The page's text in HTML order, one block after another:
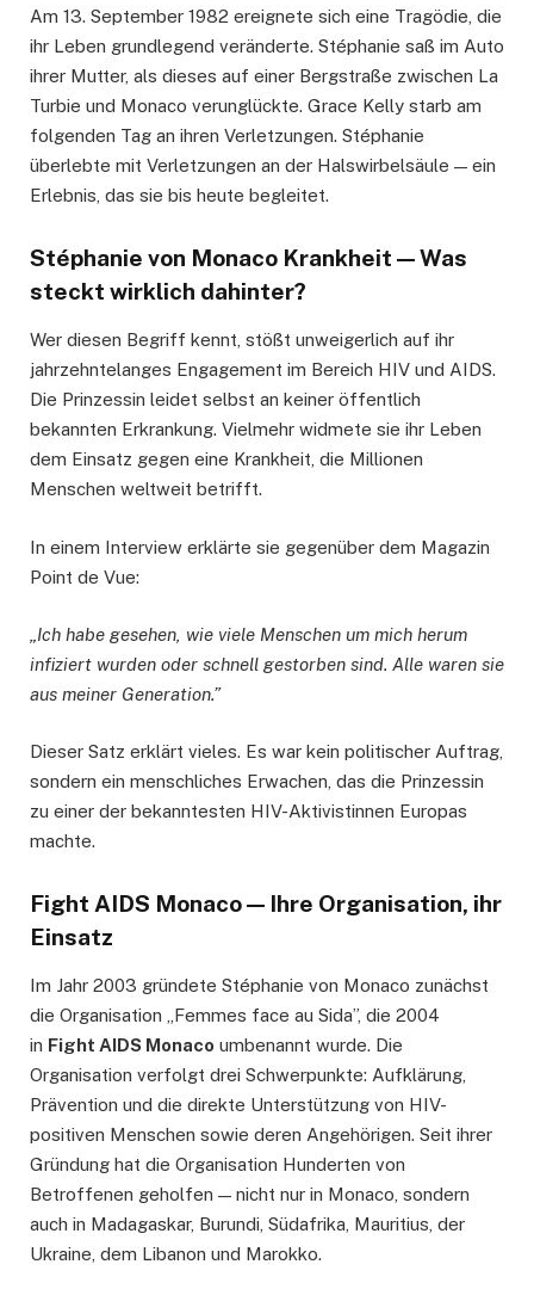
Am 13. September 1982 ereignete sich eine Tragödie, die
ihr Leben grundlegend veränderte. Stéphanie saß im Auto
ihrer Mutter, als dieses auf einer Bergstraße zwischen La
Turbie und Monaco verunglückte. Grace Kelly starb am
folgenden Tag an ihren Verletzungen. Stéphanie
überlebte mit Verletzungen an der Halswirbelsäule — ein
Erlebnis, das sie bis heute begleitet.
Stéphanie von Monaco Krankheit — Was
steckt wirklich dahinter?
Wer diesen Begriff kennt, stößt unweigerlich auf ihr
jahrzehntelanges Engagement im Bereich HIV und AIDS.
Die Prinzessin leidet selbst an keiner öffentlich
bekannten Erkrankung. Vielmehr widmete sie ihr Leben
dem Einsatz gegen eine Krankheit, die Millionen
Menschen weltweit betrifft.
In einem Interview erklärte sie gegenüber dem Magazin
Point de Vue:
„Ich habe gesehen, wie viele Menschen um mich herum
infiziert wurden oder schnell gestorben sind. Alle waren sie
aus meiner Generation.”
Dieser Satz erklärt vieles. Es war kein politischer Auftrag,
sondern ein menschliches Erwachen, das die Prinzessin
zu einer der bekanntesten HIV-Aktivistinnen Europas
machte.
Fight AIDS Monaco — Ihre Organisation, ihr
Einsatz
Im Jahr 2003 gründete Stéphanie von Monaco zunächst
die Organisation „Femmes face au Sida”, die 2004
in Fight AIDS Monaco umbenannt wurde. Die
Organisation verfolgt drei Schwerpunkte: Aufklärung,
Prävention und die direkte Unterstützung von HIV-
positiven Menschen sowie deren Angehörigen. Seit ihrer
Gründung hat die Organisation Hunderten von
Betroffenen geholfen — nicht nur in Monaco, sondern
auch in Madagaskar, Burundi, Südafrika, Mauritius, der
Ukraine, dem Libanon und Marokko.